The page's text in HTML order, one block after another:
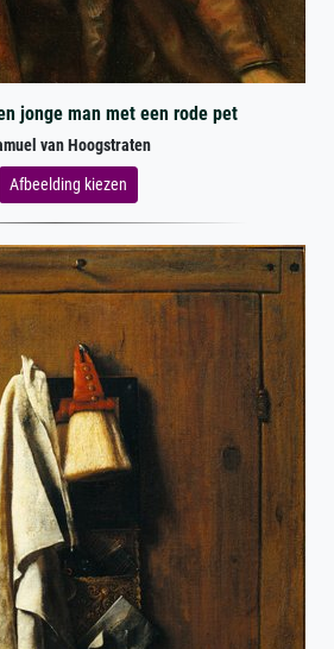
jonge man met een rode pet
van Hoogstraten
Afbeelding kiezen